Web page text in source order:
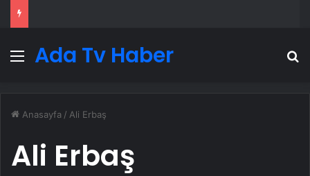
Menü
Ada Tv Haber
Anasayfa / Ali Erbaş
Ali Erbaş